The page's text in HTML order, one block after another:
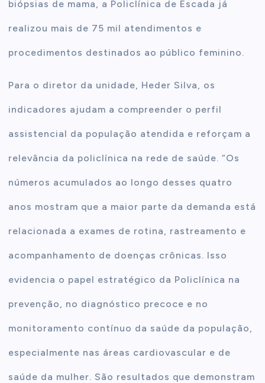
biópsias de mama, a Policlínica de Escada já
realizou mais de 75 mil atendimentos e
procedimentos destinados ao público feminino.
Para o diretor da unidade, Heder Silva, os
indicadores ajudam a compreender o perfil
assistencial da população atendida e reforçam a
relevância da policlínica na rede de saúde. “Os
números acumulados ao longo desses quatro
anos mostram que a maior parte da demanda está
relacionada a exames de rotina, rastreamento e
acompanhamento de doenças crônicas. Isso
evidencia o papel estratégico da Policlínica na
prevenção, no diagnóstico precoce e no
monitoramento contínuo da saúde da população,
especialmente nas áreas cardiovascular e de
saúde da mulher. São resultados que demonstram